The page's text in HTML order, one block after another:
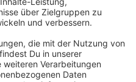
äh das ganze
auszuarbeiten.
magst, würd’s
aufnimmst.